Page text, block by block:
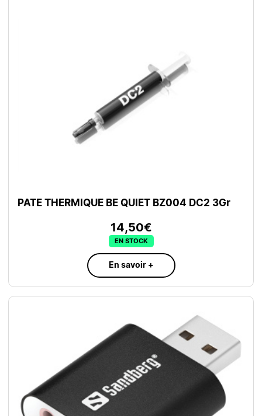
PATE THERMIQUE BE QUIET BZ004 DC2 3Gr
14,50€
EN STOCK
En savoir +